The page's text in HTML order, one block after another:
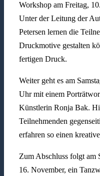
Workshop am Freitag,
Unter der Leitung der
Petersen lernen die
Druckmotive gestalten
fertigen Druck.
Weiter geht es am
Uhr mit einem
Künstlerin Ronja Bak.
Teilnehmenden
erfahren so einen
Zum Abschluss folgt am
16. November, ein